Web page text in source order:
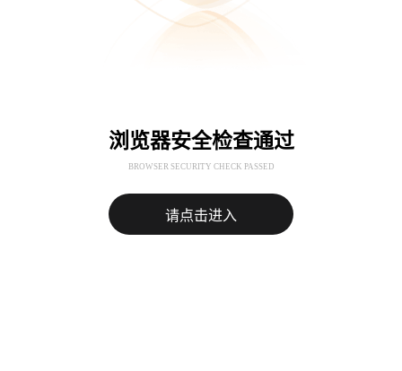
浏览器安全检查通过
BROWSER SECURITY CHECK PASSED
请点击进入